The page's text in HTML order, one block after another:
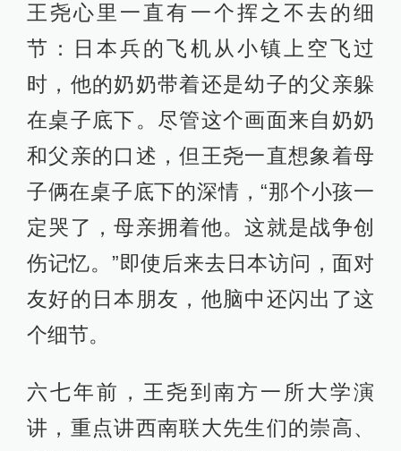
王尧心里一直有一个挥之不去的细
节：日本兵的飞机从小镇上空飞过
时，他的奶奶带着还是幼子的父亲躲
在桌子底下。尽管这个画面来自奶奶
和父亲的口述，但王尧一直想象着母
子俩在桌子底下的深情，“那个小孩一
定哭了，母亲拥着他。这就是战争创
伤记忆。”即使后来去日本访问，面对
友好的日本朋友，他脑中还闪出了这
个细节。
六七年前，王尧到南方一所大学演
讲，重点讲西南联大先生们的崇高、